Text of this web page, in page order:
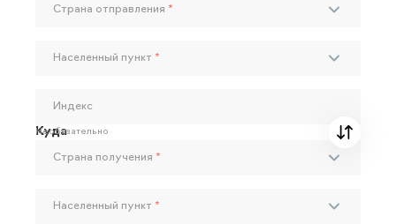
Страна отправления *
Населенный пункт *
Индекс
Необязательно
Куда
Страна получения *
Населенный пункт *